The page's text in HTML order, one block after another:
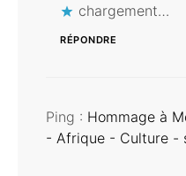
chargement…
RÉPONDRE
Ping : Hommage à
- Afrique - Culture -